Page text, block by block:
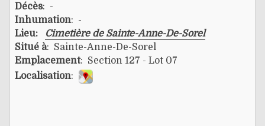
Décès: -
Inhumation: -
Lieu:
Cimetière de Sainte-Anne-De-Sorel
Situé à: Sainte-Anne-De-Sorel
Emplacement: Section 127 - Lot 07
Localisation: